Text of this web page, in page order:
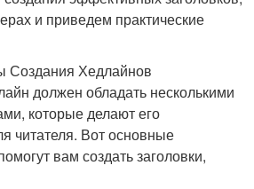
и приведем практические
Хедлайнов
должен обладать несколькими
которые делают его
читателя. Вот основные
вам создать заголовки,